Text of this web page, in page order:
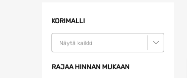
KORIMALLI
Näytä kaikki
RAJAA HINNAN MUKAAN